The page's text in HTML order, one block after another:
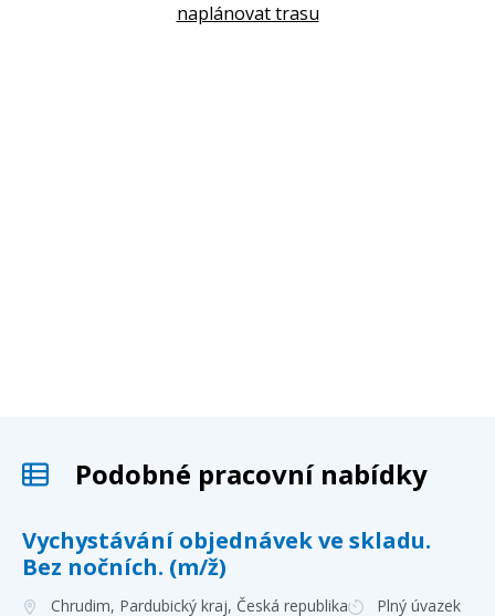
naplánovat trasu
Podobné pracovní nabídky
Vychystávání objednávek ve skladu.
Bez nočních. (m/ž)
Chrudim, Pardubický kraj, Česká republika
Plný úvazek